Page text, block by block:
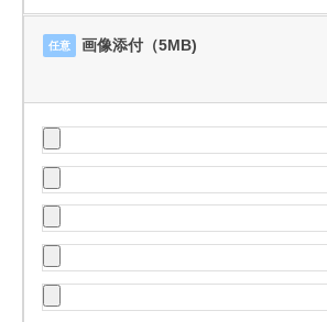
任意 画像添付（5MB)